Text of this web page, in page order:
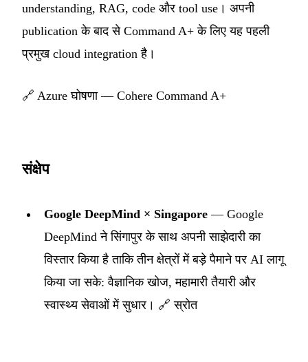
understanding, RAG, code और tool use। अपनी
publication के बाद से Command A+ के लिए यह पहली
प्रमुख cloud integration है।
🔗 Azure घोषणा — Cohere Command A+
संक्षेप
Google DeepMind × Singapore — Google
DeepMind ने सिंगापुर के साथ अपनी साझेदारी का
विस्तार किया है ताकि तीन क्षेत्रों में बड़े पैमाने पर AI लागू
किया जा सके: वैज्ञानिक खोज, महामारी तैयारी और
स्वास्थ्य सेवाओं में सुधार। 🔗स्रोत